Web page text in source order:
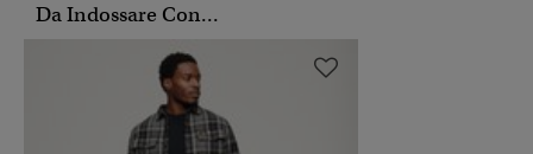
Da Indossare Con...